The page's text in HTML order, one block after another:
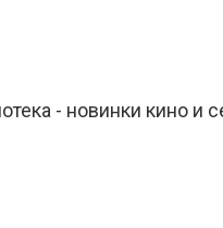
- новинки кино и